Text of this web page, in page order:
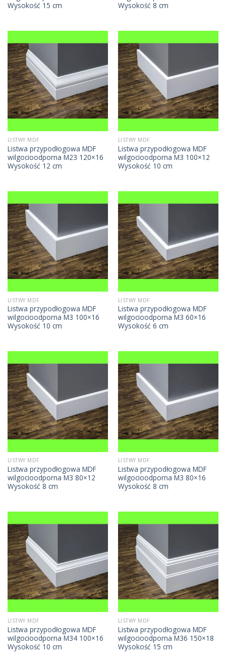
Wysokość 15 cm
Wysokość 8 cm
LISTWY MDF
Listwa przypodłogowa MDF
wilgocioodporna M23 120×16
Wysokość 12 cm
LISTWY MDF
Listwa przypodłogowa MDF
wilgocioodporna M3 100×12
Wysokość 10 cm
LISTWY MDF
Listwa przypodłogowa MDF
wilgocioodporna M3 100×16
Wysokość 10 cm
LISTWY MDF
Listwa przypodłogowa MDF
wilgocioodporna M3 60×16
Wysokość 6 cm
LISTWY MDF
Listwa przypodłogowa MDF
wilgocioodporna M3 80×12
Wysokość 8 cm
LISTWY MDF
Listwa przypodłogowa MDF
wilgocioodporna M3 80×16
Wysokość 8 cm
LISTWY MDF
Listwa przypodłogowa MDF
wilgocioodporna M34 100×16
Wysokość 10 cm
LISTWY MDF
Listwa przypodłogowa MDF
wilgocioodporna M36 150×18
Wysokość 15 cm